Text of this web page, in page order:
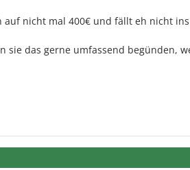
nicht mal 400€ und fällt eh nicht
sie das gerne umfassend begünden,